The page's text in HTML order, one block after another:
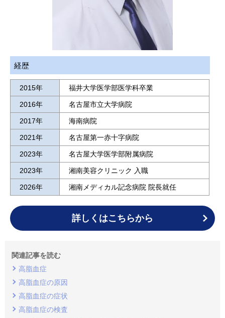
経歴
2015年 福井大学医学部医学科卒業
2016年 名古屋市立大学病院
2017年 海南病院
2021年 名古屋第一赤十字病院
2023年 名古屋大学医学部附属病院
2023年 湘南美容クリニック 入職
2026年 湘南メディカル記念病院 院長就任
詳しくはこちらから
関連記事を読む
高脂血症
高脂血症の原因
高脂血症の症状
高脂血症の検査